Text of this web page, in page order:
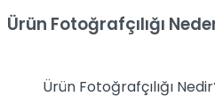
Ürün Fotoğrafçılığı
Ürün Fotoğrafçılığı